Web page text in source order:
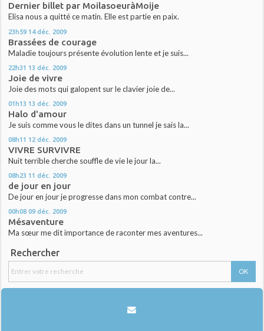
Dernier billet par MoilasoeuràMoije
Elisa nous a quitté ce matin. Elle est partie en paix.
23h59 14 déc. 2009
Brassées de courage
Maladie toujours présente évolution lente et je suis...
22h31 13 déc. 2009
Joie de vivre
Joie des mots qui galopent sur le clavier joie de...
01h13 13 déc. 2009
Halo d'amour
Je suis comme vous le dites dans un tunnel je sais la...
08h11 12 déc. 2009
VIVRE SURVIVRE
Nuit terrible cherche souffle de vie le jour la...
08h23 11 déc. 2009
de jour en jour
De jour en jour je progresse dans mon combat contre...
00h08 09 déc. 2009
Mésaventure
Ma sœur me dit importance de raconter mes aventures...
Rechercher